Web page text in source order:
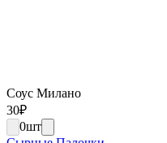
Соус Милано
30₽
0шт